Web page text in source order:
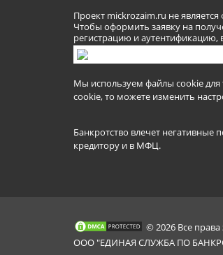
Проект mickrozaim.ru не
Чтобы оформить заявку на
регистрацию и аутентификацию,
Мы используем файлы cookie для
cookie, то можете изменить
Банкротство влечет негативные
кредитору и в МФЦ.
© 2026 Все
ООО "ЕДИНАЯ СЛУЖБА ПО